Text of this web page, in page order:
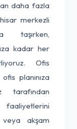
daha fazla
merkezli
taşırken,
kadar her
Ofis
planınıza
akşam